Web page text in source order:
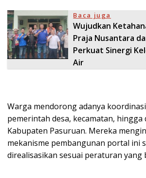
Baca juga
Wujudkan
Praja Nusantara
Perkuat Sinergi
Air
Warga mendorong adanya
pemerintah desa, kecamatan, hingga
Kabupaten Pasuruan. Mereka
mekanisme pembangunan portal ini
direalisasikan sesuai peraturan yang